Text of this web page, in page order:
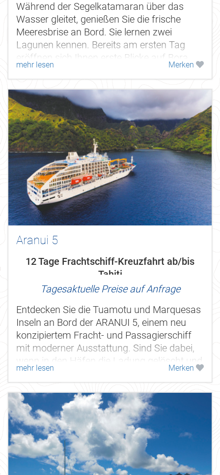
Während der Segelkatamaran über das
Wasser gleitet, genießen Sie die frische
Meeresbrise an Bord. Sie lernen zwei
Lagunen kennen. Bereits am ersten Tag
eröffnen sich Ihnen erste Blicke auf Bora
Bora aus der Ferne. Viel Zeit für...
mehr lesen Merken
Aranui 5
12 Tage Frachtschiff-Kreuzfahrt ab/bis
Tahiti
Tagesaktuelle Preise auf Anfrage
Entdecken Sie die Tuamotu und Marquesas
Inseln an Bord der ARANUI 5, einem neu
konzipiertem Fracht- und Passagierschiff
mit moderner Ausstattung. Sind Sie dabei,
wenn in den Häfen die Ladung gelöscht und
neue Ware geladen wird. Erleben...
mehr lesen Merken